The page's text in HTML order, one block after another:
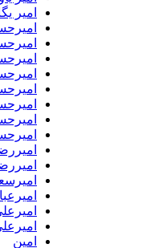
امیر یگانه
امیرحسین
امیرحسین
امیرحسین پاک
امیرحسین
امیرحسین
امیرحسین
امیرحسین
امیرحسین
امیررضا
امیررضا کاکاوند
امیرسعید
امیرعباس آل
امیرعلی
امیرعلی بهادری